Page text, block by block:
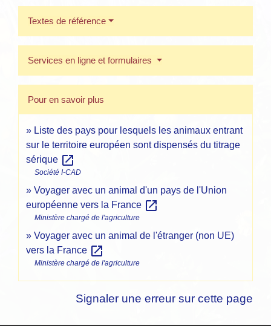
Textes de référence
Services en ligne et formulaires
Pour en savoir plus
Liste des pays pour lesquels les animaux entrant
sur le territoire européen sont dispensés du titrage
sérique open_in_new
Société I-CAD
Voyager avec un animal d'un pays de l'Union
européenne vers la France open_in_new
Ministère chargé de l'agriculture
Voyager avec un animal de l'étranger (non UE)
vers la France open_in_new
Ministère chargé de l'agriculture
Signaler une erreur sur cette page